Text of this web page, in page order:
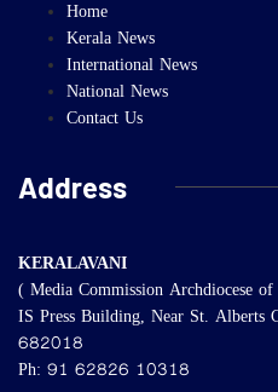
Home
Kerala News
International News
National News
Contact Us
Address
KERALAVANI
( Media Commission Archdiocese
IS Press Building, Near St. Alberts
682018
Ph: 91 62826 10318